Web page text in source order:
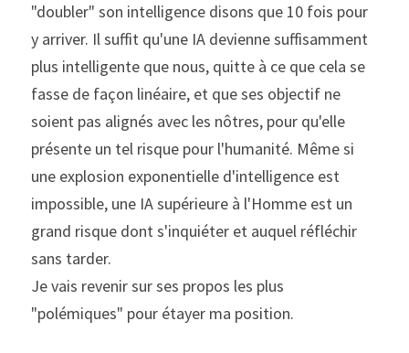
"doubler" son intelligence disons que 10 fois pour
y arriver. Il suffit qu'une IA devienne suffisamment
plus intelligente que nous, quitte à ce que cela se
fasse de façon linéaire, et que ses objectif ne
soient pas alignés avec les nôtres, pour qu'elle
présente un tel risque pour l'humanité. Même si
une explosion exponentielle d'intelligence est
impossible, une IA supérieure à l'Homme est un
grand risque dont s'inquiéter et auquel réfléchir
sans tarder.
Je vais revenir sur ses propos les plus
"polémiques" pour étayer ma position.